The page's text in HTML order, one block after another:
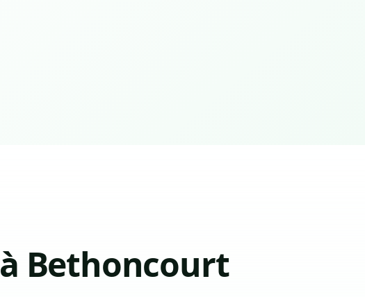
à Bethoncourt